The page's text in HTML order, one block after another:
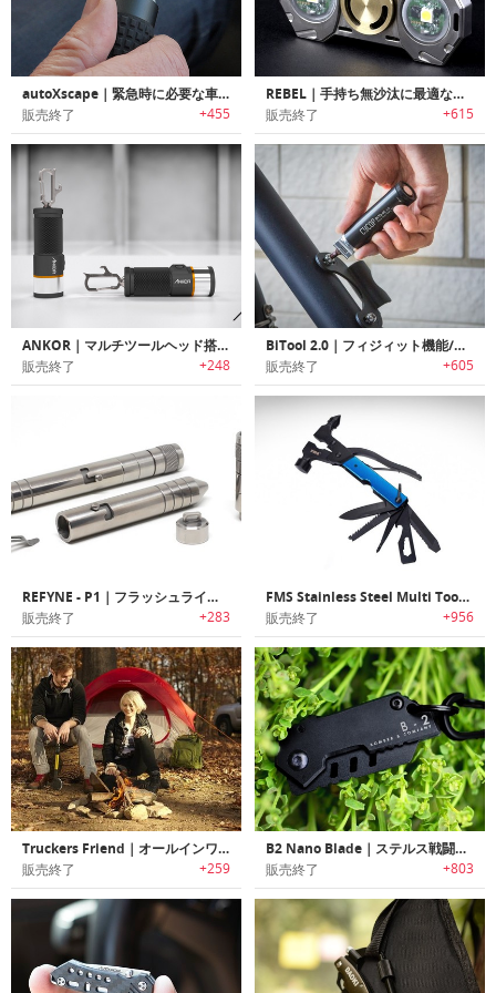
autoXscape｜緊急時に必要な車内脱出ツール搭載フラッシュライト「オートエスケープ」
販売終了 +455
REBEL｜手持ち無沙汰に最適なハンドスピナー搭載フラッシュライト「レベル」
販売終了 +615
ANKOR｜マルチツールヘッド搭載多機能フラッシュライト「アンカー」
販売終了 +248
BiTool 2.0｜フィジィット機能/フラッシュライト付きキーホルダーサイズマルチツール「バイツール2.0」
販売終了 +605
REFYNE - P1｜フラッシュライト付きモジュール式チタンペン「リファインピーワン」
販売終了 +283
FMS Stainless Steel Multi Tool｜緊急時やサバイバルに最適なステンレス製マルチツール
販売終了 +956
Truckers Friend｜オールインワン多目的サバイバルツール「トラッカーズフレンド」
販売終了 +259
B2 Nano Blade｜ステルス戦闘機にインスパイアされた超小型・軽量タクティカルポケットナイフ「B2ナノブレード」
販売終了 +803